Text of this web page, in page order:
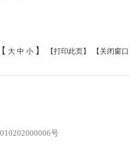
【 大 中 小 】 【打印此页】 【关闭窗口
号